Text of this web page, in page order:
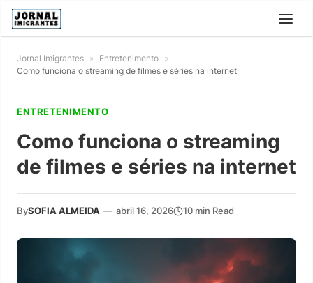
Jornal Imigrantes » Entretenimento »
Como funciona o streaming de filmes e séries na internet
ENTRETENIMENTO
Como funciona o streaming
de filmes e séries na internet
BySOFIA ALMEIDA — abril 16, 2026 10 min Read